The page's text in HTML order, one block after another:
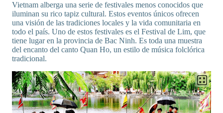
Vietnam alberga una serie de festivales menos conocidos que
iluminan su rico tapiz cultural. Estos eventos únicos ofrecen
una visión de las tradiciones locales y la vida comunitaria en
todo el país. Uno de estos festivales es el Festival de Lim, que
tiene lugar en la provincia de Bac Ninh. Es toda una muestra
del encanto del canto Quan Ho, un estilo de música folclórica
tradicional.